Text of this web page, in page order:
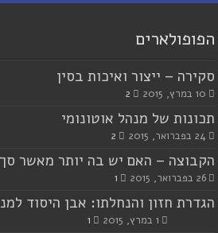
הפופולארים
סקירה – ייצור ואיכות בסין
10 במרץ, 2015 2
תכונות של מנהל אוטונומי
24 בפברואר, 2015 2
הקבוצה – האם יש בה יותר מאשר
26 בפברואר, 2015 1
הגדרת חזון והנחלתו: אבן היסוד
1 במרץ, 2015 1